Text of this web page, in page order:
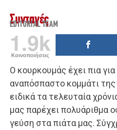
Συνταγές
EDITORIAL TEAM
1.9k
Κοινοποιήσεις
Ο κουρκουμάς έχει πια για
αναπόσπαστο κομμάτι της
ειδικά τα τελευταία
μας παρέχει πολυάριθμα
γεύση στα πιάτα μας.